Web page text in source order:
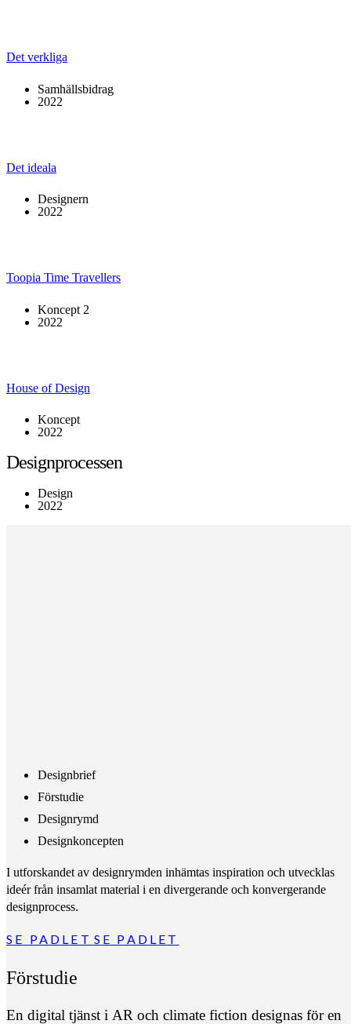
Det verkliga
Samhällsbidrag
2022
Det ideala
Designern
2022
Toopia Time Travellers
Koncept 2
2022
House of Design
Koncept
2022
Designprocessen
Design
2022
Designbrief
Förstudie
Designrymd
Designkoncepten
I utforskandet av designrymden inhämtas inspiration och utvecklas
ideér från insamlat material i en divergerande och konvergerande
designprocess.
SE PADLET SE PADLET
Förstudie
En digital tjänst i AR och climate fiction designas för en